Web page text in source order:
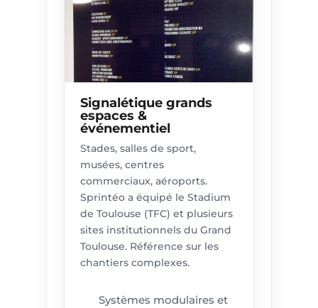
Signalétique grands
espaces &
événementiel
Stades, salles de sport,
musées, centres
commerciaux, aéroports.
Sprintéo a équipé le Stadium
de Toulouse (TFC) et plusieurs
sites institutionnels du Grand
Toulouse. Référence sur les
chantiers complexes.
Systèmes modulaires et